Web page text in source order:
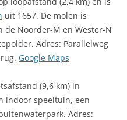
uit 1657. De molen is
de Noorder-M en Wester-N
Adres: Parallelweg
Google Maps
(9,6 km) in
indoor speeltuin, een
Adres: